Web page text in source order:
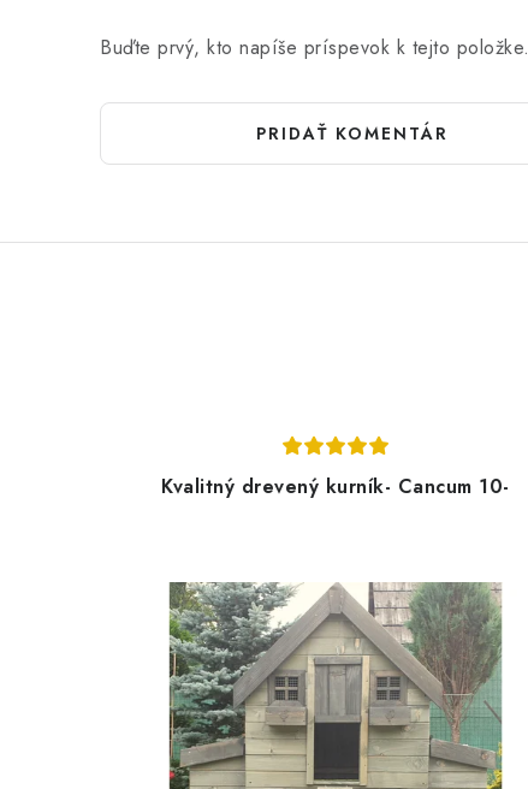
Buďte prvý, kto napíše príspevok k tejto položke.
PRIDAŤ KOMENTÁR
Kvalitný drevený kurník- Cancum 10-